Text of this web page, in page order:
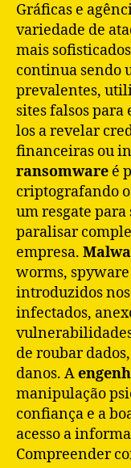
Gráficas e
variedade de
mais
continua sendo
prevalentes,
sites falsos
los a revelar
financeiras ou
ransomware é
criptografando
um resgate para
paralisar
empresa.
worms,
introduzidos
infectados,
de roubar
danos. A
manipulação
confiança e a
acesso a
Compreender